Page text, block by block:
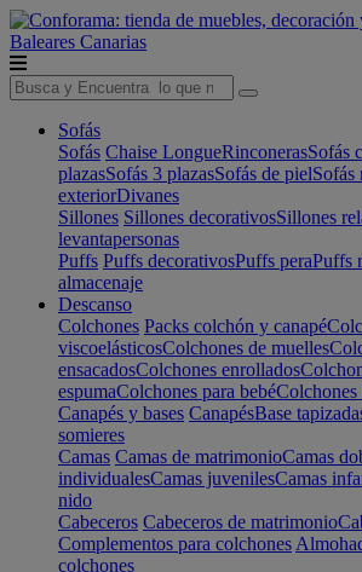
Baleares Canarias
Sofás
Sofás Chaise LongueRinconerasSofás
plazasSofás 3 plazasSofás de pielSofás
exteriorDivanes
Sillones Sillones decorativosSillones
levantapersonas
Puffs Puffs decorativosPuffs peraPuffs
almacenaje
Descanso
Colchones Packs colchón y canapé
viscoelásticosColchones de muelles
ensacadosColchones enrollados
espumaColchones para bebéColchones
Canapés y bases CanapésBase
somieres
Camas Camas de matrimonioCamas
individualesCamas juvenilesCamas
nido
Cabeceros Cabeceros de matrimonio
Complementos para colchones
colchones